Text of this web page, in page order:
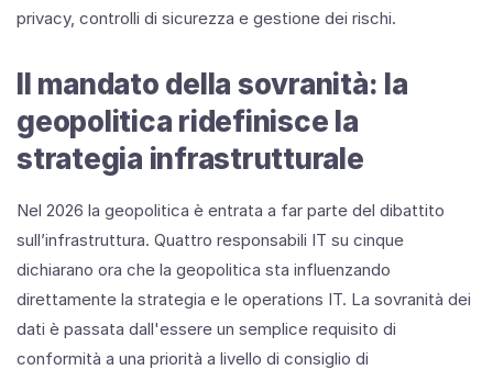
privacy, controlli di sicurezza e gestione dei rischi.
Il mandato della sovranità: la
geopolitica ridefinisce la
strategia infrastrutturale
Nel 2026 la geopolitica è entrata a far parte del dibattito
sull’infrastruttura. Quattro responsabili IT su cinque
dichiarano ora che la geopolitica sta influenzando
direttamente la strategia e le operations IT. La sovranità dei
dati è passata dall'essere un semplice requisito di
conformità a una priorità a livello di consiglio di